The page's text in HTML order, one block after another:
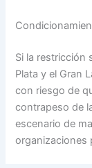
Si la restricción
Plata y el Gran
con riesgo de
contrapeso de
escenario de
organizaciones